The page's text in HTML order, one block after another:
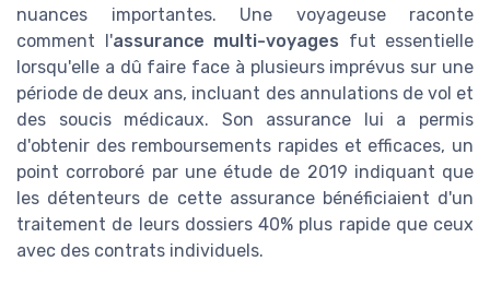
nuances importantes. Une voyageuse raconte
comment l'assurance multi-voyages fut essentielle
lorsqu'elle a dû faire face à plusieurs imprévus sur une
période de deux ans, incluant des annulations de vol et
des soucis médicaux. Son assurance lui a permis
d'obtenir des remboursements rapides et efficaces, un
point corroboré par une étude de 2019 indiquant que
les détenteurs de cette assurance bénéficiaient d'un
traitement de leurs dossiers 40% plus rapide que ceux
avec des contrats individuels.